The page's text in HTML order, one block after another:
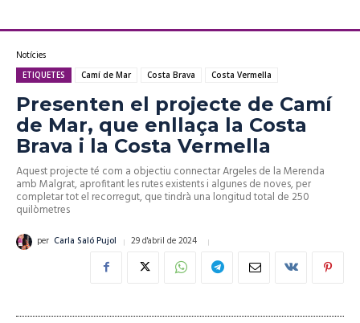
Notícies
ETIQUETES Camí de Mar Costa Brava Costa Vermella
Presenten el projecte de Camí
de Mar, que enllaça la Costa
Brava i la Costa Vermella
Aquest projecte té com a objectiu connectar Argeles de la Merenda
amb Malgrat, aprofitant les rutes existents i algunes de noves, per
completar tot el recorregut, que tindrà una longitud total de 250
quilòmetres
per Carla Saló Pujol 29 d'abril de 2024